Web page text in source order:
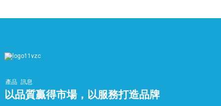
產品 訊息
以品質贏得市場，以服務打造品牌